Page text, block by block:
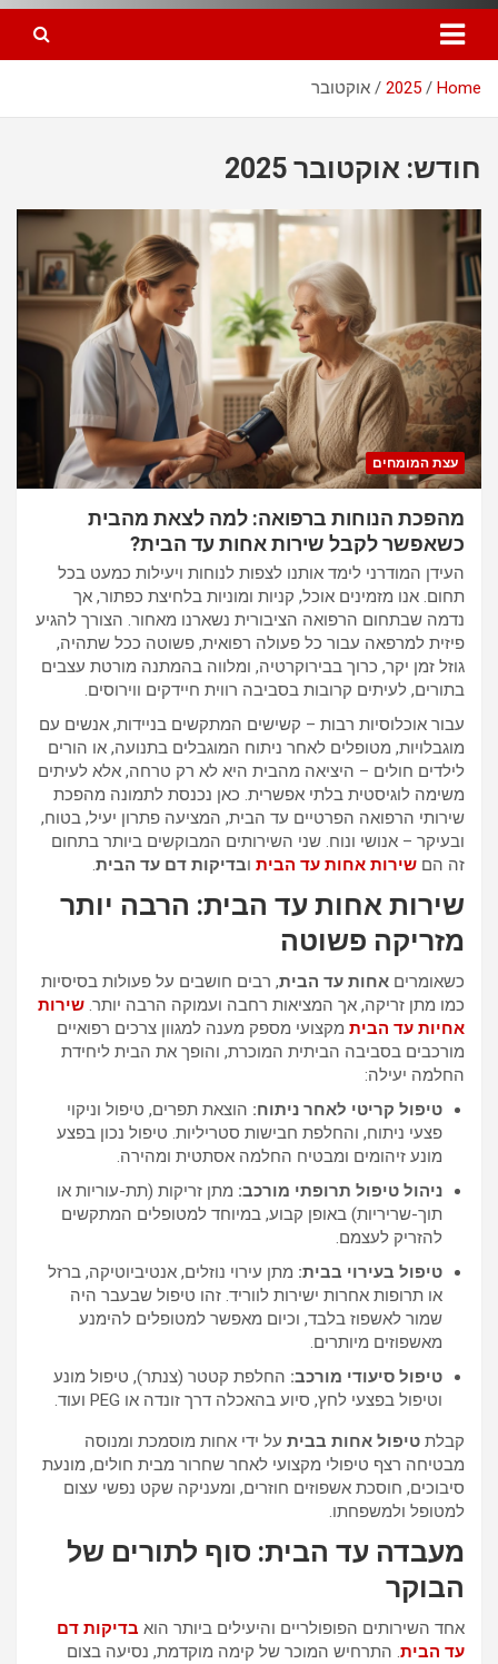
Home
2025 אוקטובר
חודש: אוקטובר 2025
עצת המומחים
מהפכת הנוחות ברפואה: למה לצאת מהבית
כשאפשר לקבל שירות אחות עד הבית?
העידן המודרני לימד אותנו לצפות לנוחות ויעילות כמעט בכל
תחום. אנו מזמינים אוכל, קניות ומוניות בלחיצת כפתור, אך
נדמה שבתחום הרפואה הציבורית נשארנו מאחור. הצורך להגיע
פיזית למרפאה עבור כל פעולה רפואית, פשוטה ככל שתהיה,
גוזל זמן יקר, כרוך בבירוקרטיה, ומלווה בהמתנה מורטת עצבים
בתורים, לעיתים קרובות בסביבה רווית חיידקים ווירוסים.
עבור אוכלוסיות רבות – קשישים המתקשים בניידות, אנשים עם
מוגבלויות, מטופלים לאחר ניתוח המוגבלים בתנועה, או הורים
לילדים חולים – היציאה מהבית היא לא רק טרחה, אלא לעיתים
משימה לוגיסטית בלתי אפשרית. כאן נכנסת לתמונה מהפכת
שירותי הרפואה הפרטיים עד הבית, המציעה פתרון יעיל, בטוח,
ובעיקר – אנושי ונוח. שני השירותים המבוקשים ביותר בתחום
זה הם שירות אחות עד הבית ובדיקות דם עד הבית.
שירות אחות עד הבית: הרבה יותר
מזריקה פשוטה
כשאומרים אחות עד הבית, רבים חושבים על פעולות בסיסיות
כמו מתן זריקה, אך המציאות רחבה ועמוקה הרבה יותר. שירות
אחיות עד הבית מקצועי מספק מענה למגוון צרכים רפואיים
מורכבים בסביבה הביתית המוכרת, והופך את הבית ליחידת
החלמה יעילה:
טיפול קריטי לאחר ניתוח: הוצאת תפרים, טיפול וניקוי
פצעי ניתוח, והחלפת חבישות סטריליות. טיפול נכון בפצע
מונע זיהומים ומבטיח החלמה אסתטית ומהירה.
ניהול טיפול תרופתי מורכב: מתן זריקות (תת-עוריות או
תוך-שריריות) באופן קבוע, במיוחד למטופלים המתקשים
להזריק לעצמם.
טיפול בעירוי בבית: מתן עירוי נוזלים, אנטיביוטיקה, ברזל
או תרופות אחרות ישירות לווריד. זהו טיפול שבעבר היה
שמור לאשפוז בלבד, וכיום מאפשר למטופלים להימנע
מאשפוזים מיותרים.
טיפול סיעודי מורכב: החלפת קטטר (צנתר), טיפול מונע
וטיפול בפצעי לחץ, סיוע בהאכלה דרך זונדה או PEG ועוד.
קבלת טיפול אחות בבית על ידי אחות מוסמכת ומנוסה
מבטיחה רצף טיפולי מקצועי לאחר שחרור מבית חולים, מונעת
סיבוכים, חוסכת אשפוזים חוזרים, ומעניקה שקט נפשי עצום
למטופל ולמשפחתו.
מעבדה עד הבית: סוף לתורים של
הבוקר
אחד השירותים הפופולריים והיעילים ביותר הוא בדיקות דם
עד הבית. התרחיש המוכר של קימה מוקדמת, נסיעה בצום